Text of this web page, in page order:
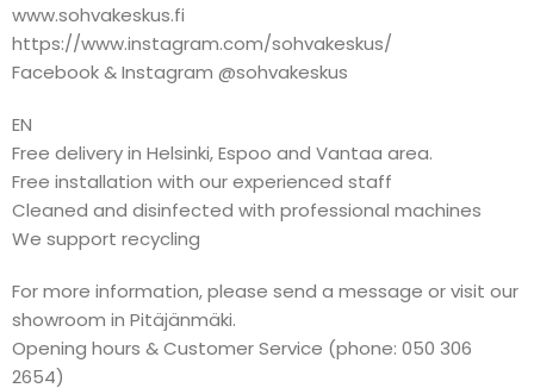
www.sohvakeskus.fi
https://www.instagram.com/sohvakeskus/
Facebook & Instagram @sohvakeskus
EN
Free delivery in Helsinki, Espoo and Vantaa area.
Free installation with our experienced staff
Cleaned and disinfected with professional machines
We support recycling
For more information, please send a message or visit our
showroom in Pitäjänmäki.
Opening hours & Customer Service (phone: 050 306
2654)